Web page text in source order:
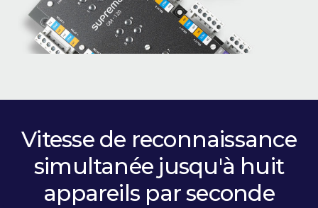
Vitesse de reconnaissance
simultanée jusqu'à huit
appareils par seconde